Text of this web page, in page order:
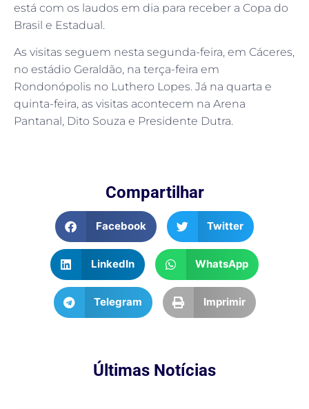
está com os laudos em dia para receber a Copa do
Brasil e Estadual.
As visitas seguem nesta segunda-feira, em Cáceres,
no estádio Geraldão, na terça-feira em
Rondonópolis no Luthero Lopes. Já na quarta e
quinta-feira, as visitas acontecem na Arena
Pantanal, Dito Souza e Presidente Dutra.
Compartilhar
Facebook Twitter
LinkedIn WhatsApp
Telegram Imprimir
Últimas Notícias